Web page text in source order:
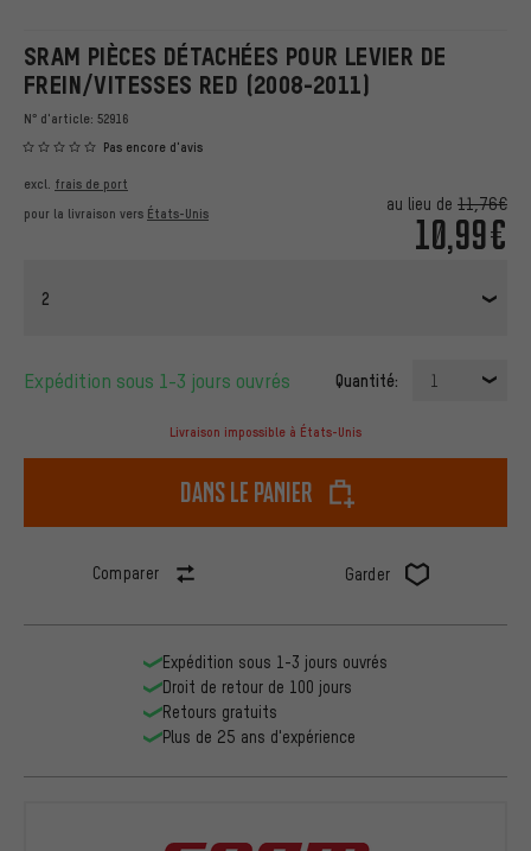
SRAM PIÈCES DÉTACHÉES POUR LEVIER DE
FREIN/VITESSES RED (2008-2011)
N° d'article: 52916
Pas encore d'avis
au lieu de 11,76€
10,99€
excl. frais de port
pour la livraison vers États-Unis
2
Expédition sous 1-3 jours ouvrés Quantité: 1
Livraison impossible à États-Unis
dans le panier
Comparer Garder
Expédition sous 1-3 jours ouvrés
Droit de retour de 100 jours
Retours gratuits
Plus de 25 ans d'expérience